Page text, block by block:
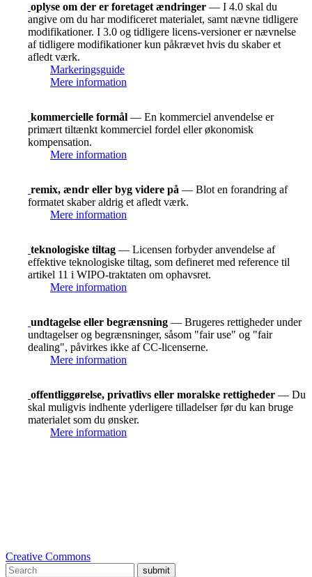
oplyse om der er foretaget ændringer — I 4.0 skal du
angive om du har modificeret materialet, samt nævne tidligere
modifikationer. I 3.0 og tidligere licens-versioner er nævnelse
af tidligere modifikationer kun påkrævet hvis du skaber et
afledt værk.
Markeringsguide
Mere information
kommercielle formål — En kommerciel anvendelse er
primært tiltænkt kommerciel fordel eller økonomisk
kompensation.
Mere information
remix, ændr eller byg videre på — Blot en forandring af
formatet skaber aldrig et afledt værk.
Mere information
teknologiske tiltag — Licensen forbyder anvendelse af
effektive teknologiske tiltag, som defineret med reference til
artikel 11 i WIPO-traktaten om ophavsret.
Mere information
undtagelse eller begrænsning — Brugeres rettigheder under
undtagelser og begrænsninger, såsom "fair use" og "fair
dealing", påvirkes ikke af CC-licenserne.
Mere information
offentliggørelse, privatlivs eller moralske rettigheder — Du
skal muligvis indhente yderligere tilladelser før du kan bruge
materialet som du ønsker.
Mere information
Creative Commons
submit